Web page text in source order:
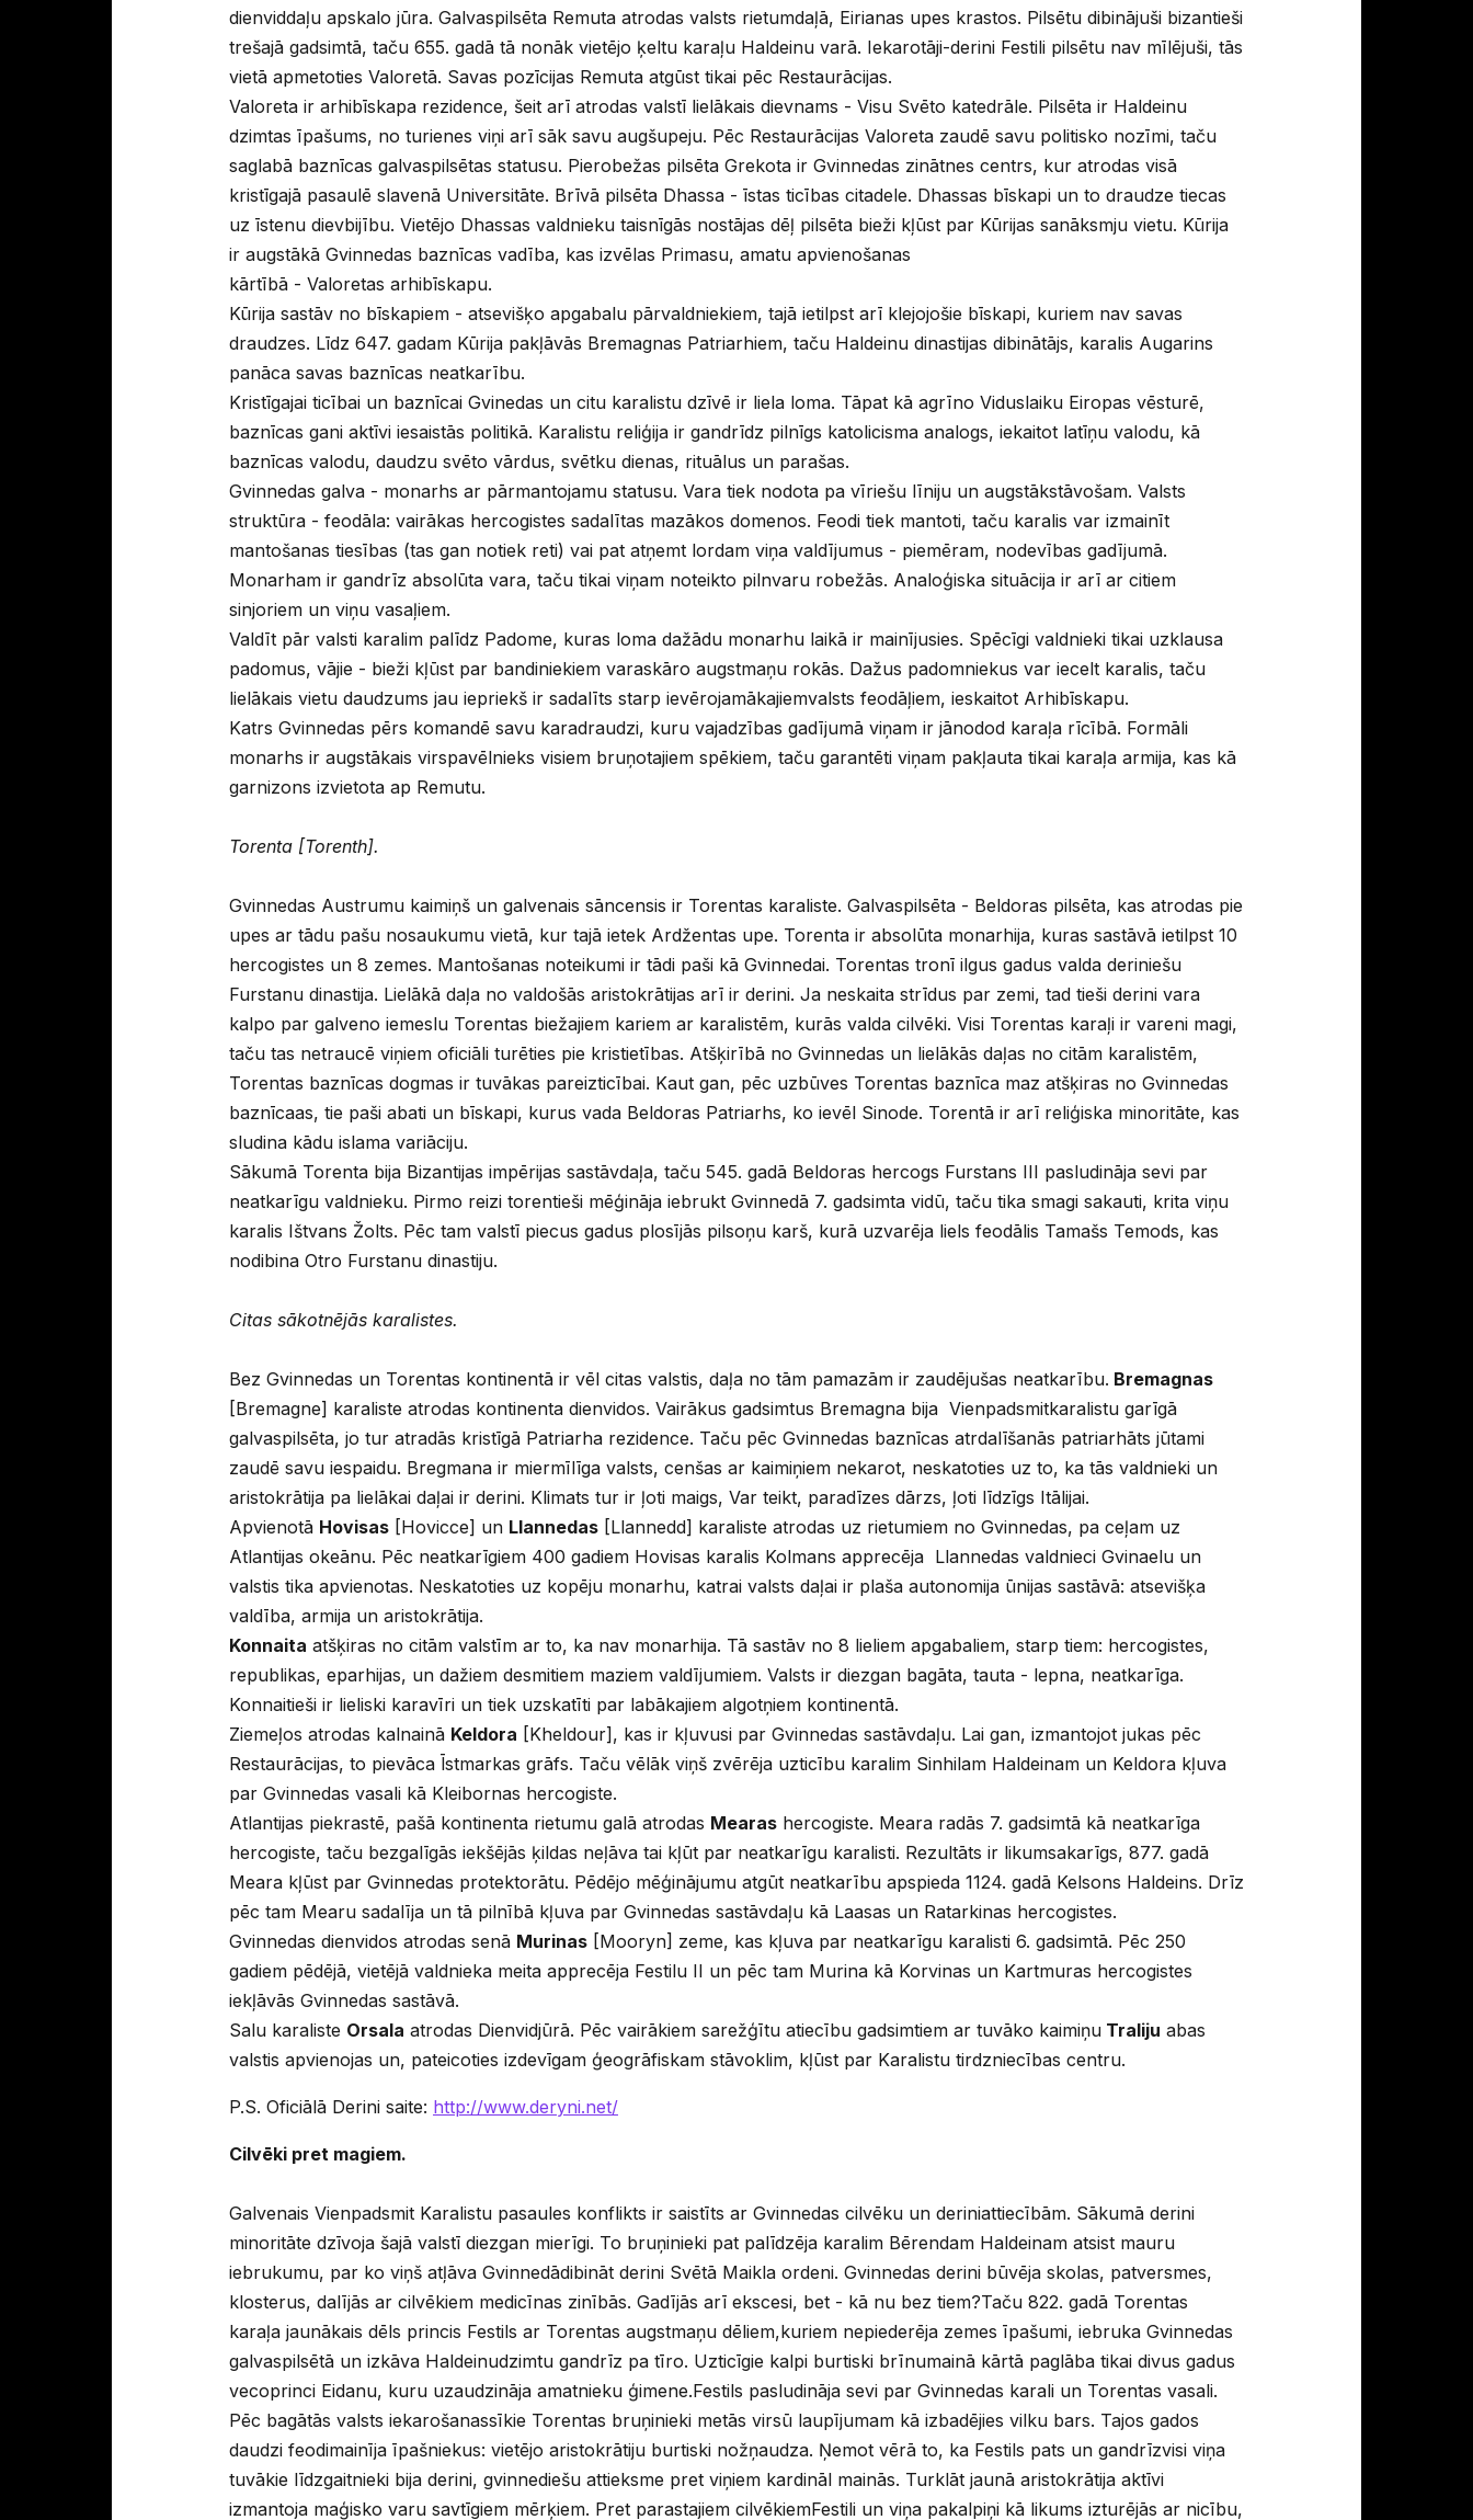
dienviddaļu apskalo jūra. Galvaspilsēta Remuta atrodas valsts rietumdaļā, Eirianas upes krastos. Pilsētu dibinājuši bizantieši
trešajā gadsimtā, taču 655. gadā tā nonāk vietējo ķeltu karaļu Haldeinu varā. Iekarotāji-derini Festili pilsētu nav mīlējuši, tās
vietā apmetoties Valoretā. Savas pozīcijas Remuta atgūst tikai pēc Restaurācijas.
Valoreta ir arhibīskapa rezidence, šeit arī atrodas valstī lielākais dievnams - Visu Svēto katedrāle. Pilsēta ir Haldeinu
dzimtas īpašums, no turienes viņi arī sāk savu augšupeju. Pēc Restaurācijas Valoreta zaudē savu politisko nozīmi, taču
saglabā baznīcas galvaspilsētas statusu. Pierobežas pilsēta Grekota ir Gvinnedas zinātnes centrs, kur atrodas visā
kristīgajā pasaulē slavenā Universitāte. Brīvā pilsēta Dhassa - īstas ticības citadele. Dhassas bīskapi un to draudze tiecas
uz īstenu dievbijību. Vietējo Dhassas valdnieku taisnīgās nostājas dēļ pilsēta bieži kļūst par Kūrijas sanāksmju vietu. Kūrija
ir augstākā Gvinnedas baznīcas vadība, kas izvēlas Primasu, amatu apvienošanas
kārtībā - Valoretas arhibīskapu.
Kūrija sastāv no bīskapiem - atsevišķo apgabalu pārvaldniekiem, tajā ietilpst arī klejojošie bīskapi, kuriem nav savas
draudzes. Līdz 647. gadam Kūrija pakļāvās Bremagnas Patriarhiem, taču Haldeinu dinastijas dibinātājs, karalis Augarins
panāca savas baznīcas neatkarību.
Kristīgajai ticībai un baznīcai Gvinedas un citu karalistu dzīvē ir liela loma. Tāpat kā agrīno Viduslaiku Eiropas vēsturē,
baznīcas gani aktīvi iesaistās politikā. Karalistu reliģija ir gandrīdz pilnīgs katolicisma analogs, iekaitot latīņu valodu, kā
baznīcas valodu, daudzu svēto vārdus, svētku dienas, rituālus un parašas.
Gvinnedas galva - monarhs ar pārmantojamu statusu. Vara tiek nodota pa vīriešu līniju un augstākstāvošam. Valsts
struktūra - feodāla: vairākas hercogistes sadalītas mazākos domenos. Feodi tiek mantoti, taču karalis var izmainīt
mantošanas tiesības (tas gan notiek reti) vai pat atņemt lordam viņa valdījumus - piemēram, nodevības gadījumā.
Monarham ir gandrīz absolūta vara, taču tikai viņam noteikto pilnvaru robežās. Analoģiska situācija ir arī ar citiem
sinjoriem un viņu vasaļiem.
Valdīt pār valsti karalim palīdz Padome, kuras loma dažādu monarhu laikā ir mainījusies. Spēcīgi valdnieki tikai uzklausa
padomus, vājie - bieži kļūst par bandiniekiem varaskāro augstmaņu rokās. Dažus padomniekus var iecelt karalis, taču
lielākais vietu daudzums jau iepriekš ir sadalīts starp ievērojamākajiemvalsts feodāļiem, ieskaitot Arhibīskapu.
Katrs Gvinnedas pērs komandē savu karadraudzi, kuru vajadzības gadījumā viņam ir jānodod karaļa rīcībā. Formāli
monarhs ir augstākais virspavēlnieks visiem bruņotajiem spēkiem, taču garantēti viņam pakļauta tikai karaļa armija, kas kā
garnizons izvietota ap Remutu.
Torenta [Torenth].
Gvinnedas Austrumu kaimiņš un galvenais sāncensis ir Torentas karaliste. Galvaspilsēta - Beldoras pilsēta, kas atrodas pie
upes ar tādu pašu nosaukumu vietā, kur tajā ietek Ardžentas upe. Torenta ir absolūta monarhija, kuras sastāvā ietilpst 10
hercogistes un 8 zemes. Mantošanas noteikumi ir tādi paši kā Gvinnedai. Torentas tronī ilgus gadus valda deriniešu
Furstanu dinastija. Lielākā daļa no valdošās aristokrātijas arī ir derini. Ja neskaita strīdus par zemi, tad tieši derini vara
kalpo par galveno iemeslu Torentas biežajiem kariem ar karalistēm, kurās valda cilvēki. Visi Torentas karaļi ir vareni magi,
taču tas netraucē viņiem oficiāli turēties pie kristietības. Atšķirībā no Gvinnedas un lielākās daļas no citām karalistēm,
Torentas baznīcas dogmas ir tuvākas pareizticībai. Kaut gan, pēc uzbūves Torentas baznīca maz atšķiras no Gvinnedas
baznīcaas, tie paši abati un bīskapi, kurus vada Beldoras Patriarhs, ko ievēl Sinode. Torentā ir arī reliģiska minoritāte, kas
sludina kādu islama variāciju.
Sākumā Torenta bija Bizantijas impērijas sastāvdaļa, taču 545. gadā Beldoras hercogs Furstans III pasludināja sevi par
neatkarīgu valdnieku. Pirmo reizi torentieši mēģināja iebrukt Gvinnedā 7. gadsimta vidū, taču tika smagi sakauti, krita viņu
karalis Ištvans Žolts. Pēc tam valstī piecus gadus plosījās pilsoņu karš, kurā uzvarēja liels feodālis Tamašs Temods, kas
nodibina Otro Furstanu dinastiju.
Citas sākotnējās karalistes.
Bez Gvinnedas un Torentas kontinentā ir vēl citas valstis, daļa no tām pamazām ir zaudējušas neatkarību. Bremagnas
[Bremagne] karaliste atrodas kontinenta dienvidos. Vairākus gadsimtus Bremagna bija Vienpadsmitkaralistu garīgā
galvaspilsēta, jo tur atradās kristīgā Patriarha rezidence. Taču pēc Gvinnedas baznīcas atrdalīšanās patriarhāts jūtami
zaudē savu iespaidu. Bregmana ir miermīlīga valsts, cenšas ar kaimiņiem nekarot, neskatoties uz to, ka tās valdnieki un
aristokrātija pa lielākai daļai ir derini. Klimats tur ir ļoti maigs, Var teikt, paradīzes dārzs, ļoti līdzīgs Itālijai.
Apvienotā Hovisas [Hovicce] un Llannedas [Llannedd] karaliste atrodas uz rietumiem no Gvinnedas, pa ceļam uz
Atlantijas okeānu. Pēc neatkarīgiem 400 gadiem Hovisas karalis Kolmans apprecēja Llannedas valdnieci Gvinaelu un
valstis tika apvienotas. Neskatoties uz kopēju monarhu, katrai valsts daļai ir plaša autonomija ūnijas sastāvā: atsevišķa
valdība, armija un aristokrātija.
Konnaita atšķiras no citām valstīm ar to, ka nav monarhija. Tā sastāv no 8 lieliem apgabaliem, starp tiem: hercogistes,
republikas, eparhijas, un dažiem desmitiem maziem valdījumiem. Valsts ir diezgan bagāta, tauta - lepna, neatkarīga.
Konnaitieši ir lieliski karavīri un tiek uzskatīti par labākajiem algotņiem kontinentā.
Ziemeļos atrodas kalnainā Keldora [Kheldour], kas ir kļuvusi par Gvinnedas sastāvdaļu. Lai gan, izmantojot jukas pēc
Restaurācijas, to pievāca Īstmarkas grāfs. Taču vēlāk viņš zvērēja uzticību karalim Sinhilam Haldeinam un Keldora kļuva
par Gvinnedas vasali kā Kleibornas hercogiste.
Atlantijas piekrastē, pašā kontinenta rietumu galā atrodas Mearas hercogiste. Meara radās 7. gadsimtā kā neatkarīga
hercogiste, taču bezgalīgās iekšējās ķildas neļāva tai kļūt par neatkarīgu karalisti. Rezultāts ir likumsakarīgs, 877. gadā
Meara kļūst par Gvinnedas protektorātu. Pēdējo mēģinājumu atgūt neatkarību apspieda 1124. gadā Kelsons Haldeins. Drīz
pēc tam Mearu sadalīja un tā pilnībā kļuva par Gvinnedas sastāvdaļu kā Laasas un Ratarkinas hercogistes.
Gvinnedas dienvidos atrodas senā Murinas [Mooryn] zeme, kas kļuva par neatkarīgu karalisti 6. gadsimtā. Pēc 250
gadiem pēdējā, vietējā valdnieka meita apprecēja Festilu II un pēc tam Murina kā Korvinas un Kartmuras hercogistes
iekļāvās Gvinnedas sastāvā.
Salu karaliste Orsala atrodas Dienvidjūrā. Pēc vairākiem sarežģītu atiecību gadsimtiem ar tuvāko kaimiņu Traliju abas
valstis apvienojas un, pateicoties izdevīgam ģeogrāfiskam stāvoklim, kļūst par Karalistu tirdzniecības centru.
P.S. Oficiālā Derini saite: http://www.deryni.net/
Cilvēki pret magiem.
Galvenais Vienpadsmit Karalistu pasaules konflikts ir saistīts ar Gvinnedas cilvēku un deriniattiecībām. Sākumā derini
minoritāte dzīvoja šajā valstī diezgan mierīgi. To bruņinieki pat palīdzēja karalim Bērendam Haldeinam atsist mauru
iebrukumu, par ko viņš atļāva Gvinnedādibināt derini Svētā Maikla ordeni. Gvinnedas derini būvēja skolas, patversmes,
klosterus, dalījās ar cilvēkiem medicīnas zinībās. Gadījās arī ekscesi, bet - kā nu bez tiem?Taču 822. gadā Torentas
karaļa jaunākais dēls princis Festils ar Torentas augstmaņu dēliem,kuriem nepiederēja zemes īpašumi, iebruka Gvinnedas
galvaspilsētā un izkāva Haldeinudzimtu gandrīz pa tīro. Uzticīgie kalpi burtiski brīnumainā kārtā paglāba tikai divus gadus
vecoprinci Eidanu, kuru uzaudzināja amatnieku ģimene.Festils pasludināja sevi par Gvinnedas karali un Torentas vasali.
Pēc bagātās valsts iekarošanassīkie Torentas bruņinieki metās virsū laupījumam kā izbadējies vilku bars. Tajos gados
daudzi feodimainīja īpašniekus: vietējo aristokrātiju burtiski nožņaudza. Ņemot vērā to, ka Festils pats un gandrīzvisi viņa
tuvākie līdzgaitnieki bija derini, gvinnediešu attieksme pret viņiem kardināl mainās. Turklāt jaunā aristokrātija aktīvi
izmantoja maģisko varu savtīgiem mērķiem. Pret parastajiem cilvēkiemFestili un viņa pakalpiņi kā likums izturējās ar nicību,